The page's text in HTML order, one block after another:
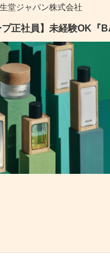
堂ジャパン株式会社
プ正社員】未経験OK『